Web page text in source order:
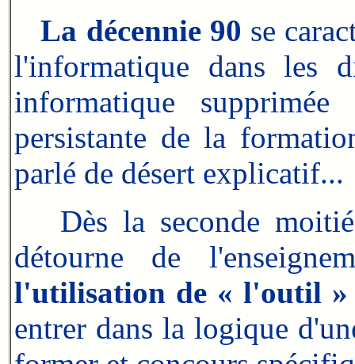
La décennie 90 se
l'informatique dans les
informatique
persistante de la
parlé de désert explicatif...
Dès la seconde
détourne de
l'utilisation de « l'outil »
entrer dans la logique